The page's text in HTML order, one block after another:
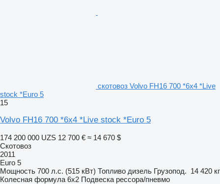
скотовоз Volvo FH16 700 *6x4 *Live
stock *Euro 5
15
Volvo FH16 700 *6x4 *Live stock *Euro 5
174 200 000 UZS 12 700 € ≈ 14 670 $
Скотовоз
2011
Euro 5
Мощность 700 л.с. (515 кВт) Топливо дизель Грузопод. 14 420 кг
Колесная формула 6x2 Подвеска рессора/пневмо